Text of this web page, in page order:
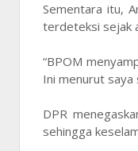
Sementara itu,
terdeteksi sejak
“BPOM
Ini menurut saya
DPR
sehingga